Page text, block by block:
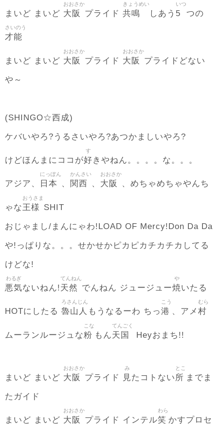
まいど まいど 大阪
おおさか
プライド 共鳴
きょうめい
しあう 5
いつ
つの
才能
さいのう
まいど まいど 大阪
おおさか
プライド 大阪
おおさか
プライドどない
や～
(SHINGO☆西成)
ケバいやろ?うるさいやろ?あつかましいやろ?
けどほんまにココが好
す
きやねん。。。。な。。。
アジア、 日本
にっぽん
、 関西
かんさい
、 大阪
おおさか
、めちゃめちゃやんち
ゃな王様
おうさま
SHIT
おじゃまし/まんにゃわ!LOAD OF Mercy!Don Da Da
や!っぱりな。。。せかせかピカピカチカチカしてる
けどな!
悪気
わるぎ
ないねん!天然
てんねん
でんねん ジュージュー焼
や
いたる
HOTにしたる 魯山人
ろさんじん
もうなるーわ ちっ港
こう
、アメ 村
むら
ムーランルージュな粉
こな
もん天国
てんごく
Heyおまち!!
まいど まいど 大阪
おおさか
プライド 見
み
たコトない所
とこ
までま
たガイド
まいど まいど 大阪
おおさか
プライド インテル笑
わら
かすプロセ